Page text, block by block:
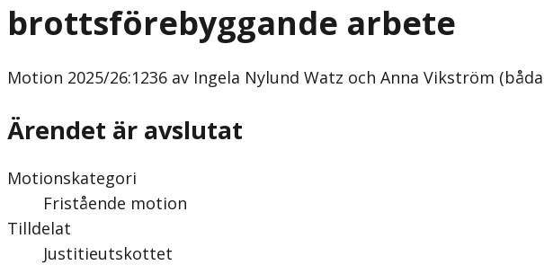
brottsförebyggande arbete
Motion 2025/26:1236 av Ingela Nylund Watz och Anna Vikström (båda
Ärendet är avslutat
Motionskategori
Fristående motion
Tilldelat
Justitieutskottet